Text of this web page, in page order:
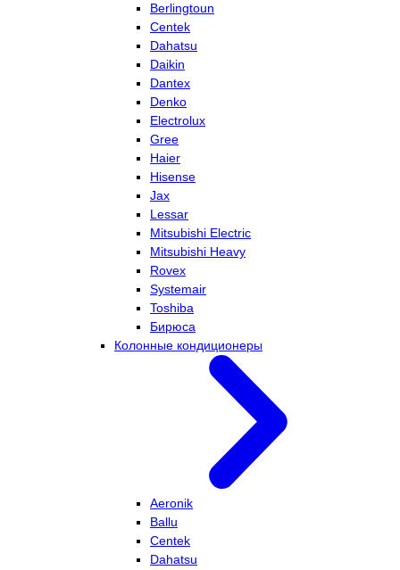
Berlingtoun
Centek
Dahatsu
Daikin
Dantex
Denko
Electrolux
Gree
Haier
Hisense
Jax
Lessar
Mitsubishi Electric
Mitsubishi Heavy
Rovex
Systemair
Toshiba
Бирюса
Колонные кондиционеры
Aeronik
Ballu
Centek
Dahatsu